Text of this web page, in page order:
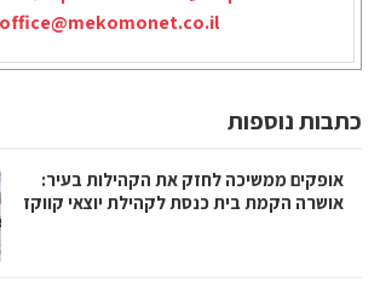
office@mekomonet.co.il
כתבות נוספות
אופקים ממשיכה לחזק את הקהילות בעיר:
אושרה הקמת בית כנסת לקהילת יוצאי קווקז